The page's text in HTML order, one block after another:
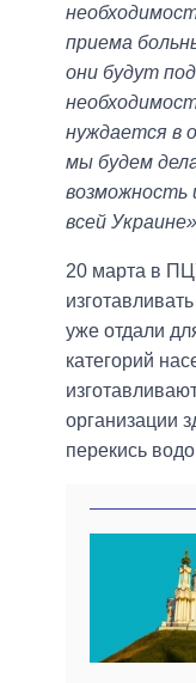
приема
они будут
нуждается в
мы будем
возможность
всей Украине»
20 марта в
уже отдали
категорий
организации
перекись